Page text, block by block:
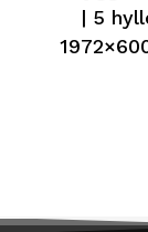
| 5